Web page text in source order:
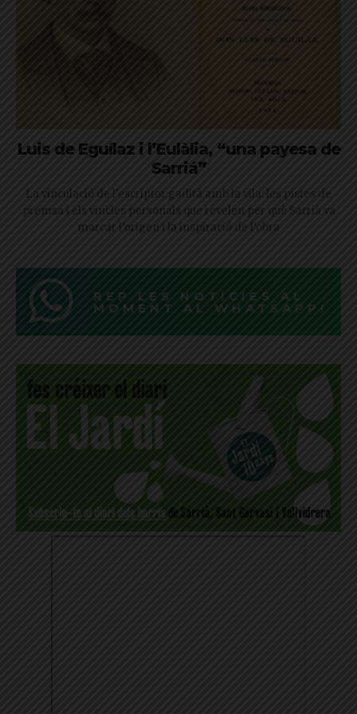
Luis de Eguílaz i l’Eulàlia, “una payesa de
Sarriá”
La vinculació de l'escriptor gadità amb la vila: les pistes de
premsa i els vincles personals que revelen per què Sarrià va
marcar l’origen i la inspiració de l’obra
REP LES NOTÍCIES AL
MOMENT AL WHATSAPP!